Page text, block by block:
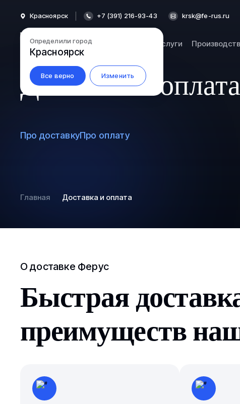
Красноярск
Определили город
Красноярск
Все верно Изменить
+7 (391) 216-93-43 krsk@fe-rus.ru
Каталог Услуги
Доставка и оплата
Про доставкуПро оплату
Главная Доставка и оплата
О доставке Ферус
Быстрая
преимуществ